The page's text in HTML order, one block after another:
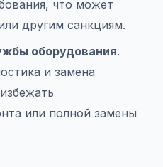
что может
другим санкциям.
оборудования.
и замена
или полной замены